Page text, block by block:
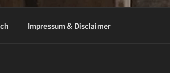
Impressum & Disclaimer